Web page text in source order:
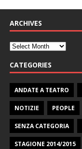
ARCHIVES
CATEGORIES
ANDATE A TEATRO
NOTIZIE PEOPLE
SENZA CATEGORIA
STAGIONE 2014/2015